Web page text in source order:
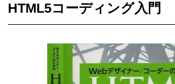
HTML5コーディング入門